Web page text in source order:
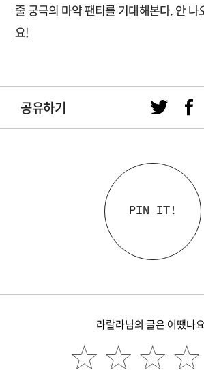
줄 궁극의 마약 팬티를 기대해본다. 안 나
요!
공유하기
PIN IT!
라랄라님의 글은 어땠나